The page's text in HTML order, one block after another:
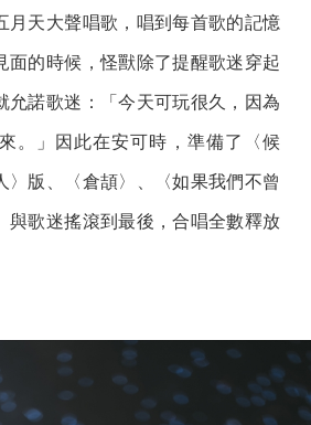
月天大聲唱歌，唱到每首歌的記憶
面的時候，怪獸除了提醒歌迷穿起
允諾歌迷：「今天可玩很久，因為
。」因此在安可時，準備了〈候
〉版、〈倉頡〉、〈如果我們不曾
與歌迷搖滾到最後，合唱全數釋放